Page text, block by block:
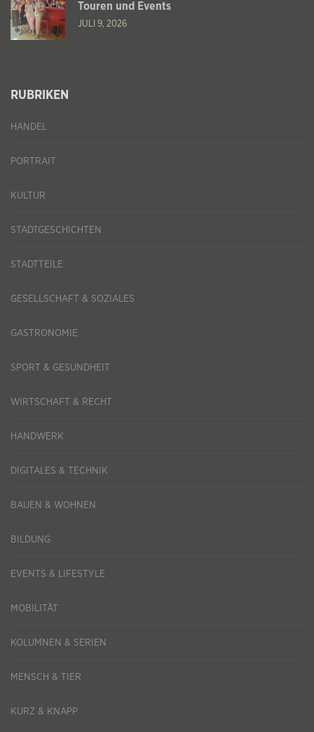
Touren und Events
JULI 9, 2026
RUBRIKEN
HANDEL
PORTRAIT
KULTUR
STADTGESCHICHTEN
STADTTEILE
GESELLSCHAFT & SOZIALES
GASTRONOMIE
SPORT & GESUNDHEIT
WIRTSCHAFT & RECHT
HANDWERK
DIGITALES & TECHNIK
BAUEN & WOHNEN
BILDUNG
EVENTS & LIFESTYLE
MOBILITÄT
KOLUMNEN & SERIEN
MENSCH & TIER
KURZ & KNAPP